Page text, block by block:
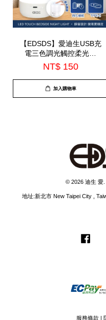
【EDSDS】愛迪生USB充
電三色調光觸控柔光燈
(EDS-L051)
NT$ 150
加入購物車
© 2026 迪生 愛
地址:新北市 New Taipei City ,
服務條款 |